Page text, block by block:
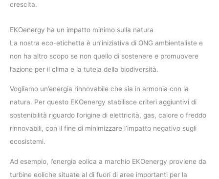
crescita.
EKOenergy ha un impatto minimo sulla natura
La nostra eco-etichetta è un’iniziativa di ONG ambientaliste e
non ha altro scopo se non quello di sostenere e promuovere
l’azione per il clima e la tutela della biodiversità.
Vogliamo un’energia rinnovabile che sia in armonia con la
natura. Per questo EKOenergy stabilisce criteri aggiuntivi di
sostenibilità riguardo l’origine di elettricità, gas, calore o freddo
rinnovabili, con il fine di minimizzare l’impatto negativo sugli
ecosistemi.
Ad esempio, l’energia eolica a marchio EKOenergy proviene da
turbine eoliche situate al di fuori di aree importanti per la